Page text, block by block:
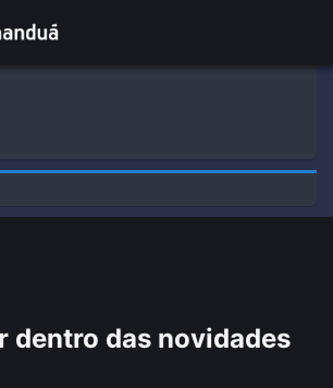
dentro das novidades